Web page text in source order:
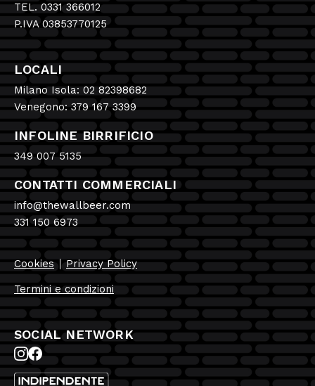
TEL. 0331 366012
P.IVA 03853770125
LOCALI
Milano Isola: 02 82398682
Venegono: 379 167 3399
INFOLINE BIRRIFICIO
349 007 5135
CONTATTI COMMERCIALI
info@thewallbeer.com
331 150 6973
Cookies
Privacy Policy
Termini e condizioni
SOCIAL NETWORK